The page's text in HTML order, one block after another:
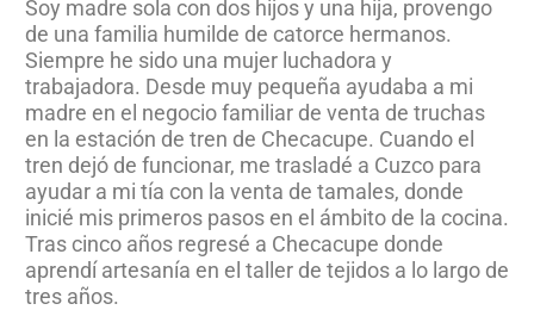
Soy madre sola con dos hijos y una hija, provengo
de una familia humilde de catorce hermanos.
Siempre he sido una mujer luchadora y
trabajadora. Desde muy pequeña ayudaba a mi
madre en el negocio familiar de venta de truchas
en la estación de tren de Checacupe. Cuando el
tren dejó de funcionar, me trasladé a Cuzco para
ayudar a mi tía con la venta de tamales, donde
inicié mis primeros pasos en el ámbito de la cocina.
Tras cinco años regresé a Checacupe donde
aprendí artesanía en el taller de tejidos a lo largo de
tres años.